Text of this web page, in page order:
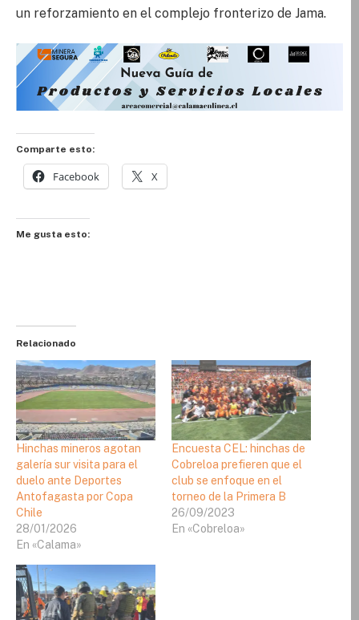
un reforzamiento en el complejo fronterizo de Jama.
Comparte esto:
Facebook X
Me gusta esto:
Relacionado
Hinchas mineros agotan
galería sur visita para el
duelo ante Deportes
Antofagasta por Copa
Chile
28/01/2026
En «Calama»
Encuesta CEL: hinchas de
Cobreloa prefieren que el
club se enfoque en el
torneo de la Primera B
26/09/2023
En «Cobreloa»